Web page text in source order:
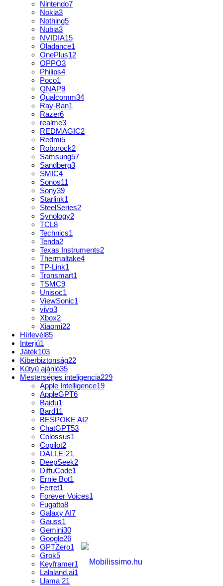
Nintendo7
Nokia3
Nothing5
Nubia3
NVIDIA15
Oladance1
OnePlus12
OPPO3
Philips4
Poco1
QNAP9
Qualcomm34
Ray-Ban1
Razer6
realme3
REDMAGIC2
Redmi5
Roborock2
Samsung57
Sandberg3
SMIC4
Sonos11
Sony39
Starlink1
SteelSeries2
Synology2
TCL8
Technics1
Tenda2
Texas Instruments2
Thermaltake4
TP-Link1
Tronsmart1
TSMC9
Unisoc1
ViewSonic1
vivo3
Xbox2
Xiaomi22
Hírlevél85
Interjú1
Játék103
Kiberbiztonság22
Kütyü ajánló35
Mesterséges inteligencia229
Apple Intelligence19
AppleGPT6
Baidu1
Bard11
BESPOKE AI2
ChatGPT53
Colossus1
Copilot2
DALLE-21
DeepSeek2
DiffuCode1
Ernie Bot1
Ferret1
Forever Voices1
Fugatto8
Galaxy AI7
Gauss1
Gemini30
Google26
GPTZero1
Grok5
Keyframer1
Lalaland.ai1
Llama 21